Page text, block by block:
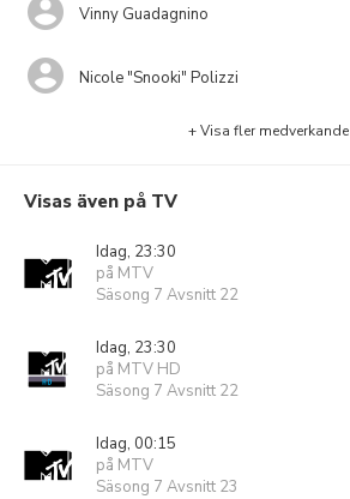
Vinny Guadagnino
Nicole "Snooki" Polizzi
+ Visa fler medverkande
Visas även på TV
Idag, 23:30
på MTV
Säsong 7 Avsnitt 22
Idag, 23:30
på MTV HD
Säsong 7 Avsnitt 22
Idag, 00:15
på MTV
Säsong 7 Avsnitt 23